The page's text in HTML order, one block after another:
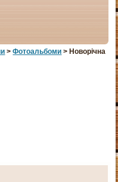
>Фотоальбоми > Новорічна